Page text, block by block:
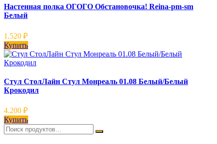
Настенная полка ОГОГО Обстановочка! Reina-pm-sm
Белый
1.520 ₽
Купить
Стул СтолЛайн Стул Монреаль 01.08 Белый/Белый
Крокодил
4.200 ₽
Купить